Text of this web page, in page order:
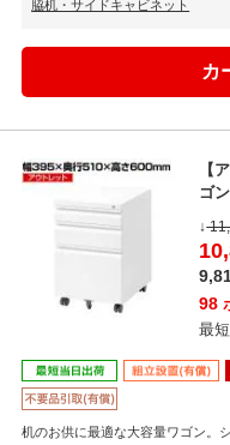
脇机・サイドキャビネット
【
ゴ
↓
98
最
机のお供に最適な大容量ワゴン。